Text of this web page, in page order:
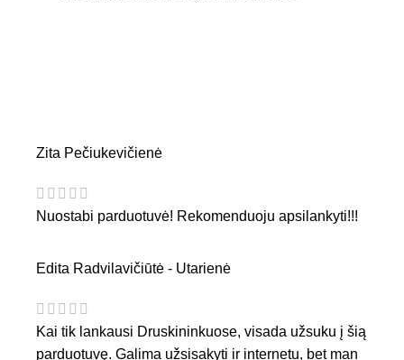
Zita Pečiukevičienė
Nuostabi parduotuvė! Rekomenduoju apsilankyti!!!
Edita Radvilavičiūtė - Utarienė
Kai tik lankausi Druskininkuose, visada užsuku į šią
parduotuvę. Galima užsisakyti ir internetu, bet man